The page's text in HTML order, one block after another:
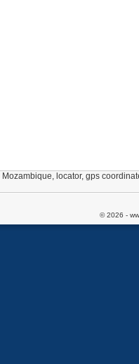
locator, gps
© 2026 -